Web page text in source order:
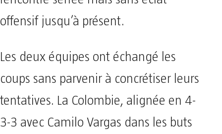
rencontre serrée mais sans éclat
offensif jusqu’à présent.
Les deux équipes ont échangé les
coups sans parvenir à concrétiser leurs
tentatives. La Colombie, alignée en 4-
3-3 avec Camilo Vargas dans les buts